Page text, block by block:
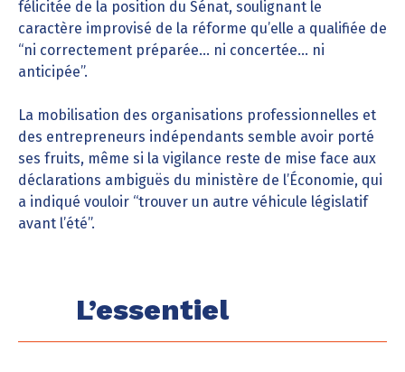
félicitée de la position du Sénat, soulignant le
caractère improvisé de la réforme qu’elle a qualifiée de
“ni correctement préparée… ni concertée… ni
anticipée”.
La mobilisation des organisations professionnelles et
des entrepreneurs indépendants semble avoir porté
ses fruits, même si la vigilance reste de mise face aux
déclarations ambiguës du ministère de l’Économie, qui
a indiqué vouloir “trouver un autre véhicule législatif
avant l’été”.
L’essentiel